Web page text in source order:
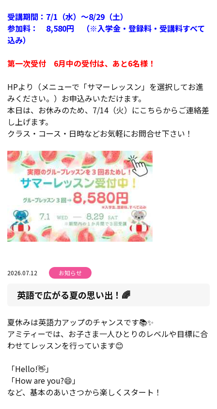
受講期間：7/1（水）～8/29（土）
参加料： 8,580円 （※入学金・登録料・受講料すべて
込み）
第一次受付 6月中の受付は、あと6名様！
HPより（メニューで「サマーレッスン」を選択してお進
みください。）お申込みいただけます。
本日は、お休みのため、7/14（火）にこちらからご連絡差
し上げます。
クラス・コース・日時などお気軽にお問合せ下さい！
2026.07.12 お知らせ
英語で広がる夏の思い出！🌈
夏休みは英語力アップのチャンスです📚✨
アミティーでは、お子さま一人ひとりのレベルや目標に合
わせてレッスンを行っています😊
「Hello!👋」
「How are you?😄」
など、基本のあいさつから楽しくスタート！